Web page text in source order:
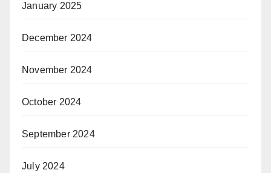
January 2025
December 2024
November 2024
October 2024
September 2024
July 2024